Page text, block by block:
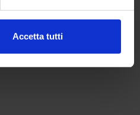
Accetta tutti